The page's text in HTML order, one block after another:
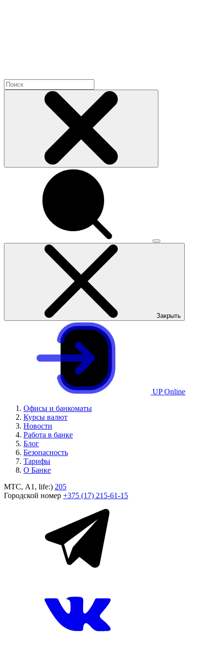
Закрыть
UP Online
Офисы и банкоматы
Курсы валют
Новости
Работа в банке
Блог
Безопасность
Тарифы
О Банке
МТС, A1, life:) 205
Городской номер +375 (17) 215-61-15